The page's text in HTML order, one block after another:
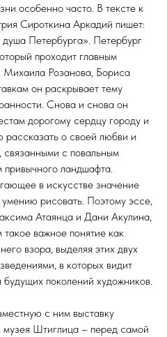
особенно часто. В тексте к
Сироткина Аркадий пишет:
Петербурга». Петербург
проходит главным
Михаила Розанова, Бориса
он раскрывает тему
Снова и снова он
дорогому сердцу городу и
рассказать о своей любви и
связанными с повальным
ландшафта.
в искусстве значение
рисовать. Поэтому эссе,
Атаянца и Дани Акулина,
важное понятие как
взора, выделяя этих двух
в которых видит
поколений художников.
с ним выставку
музея Штиглица – перед самой